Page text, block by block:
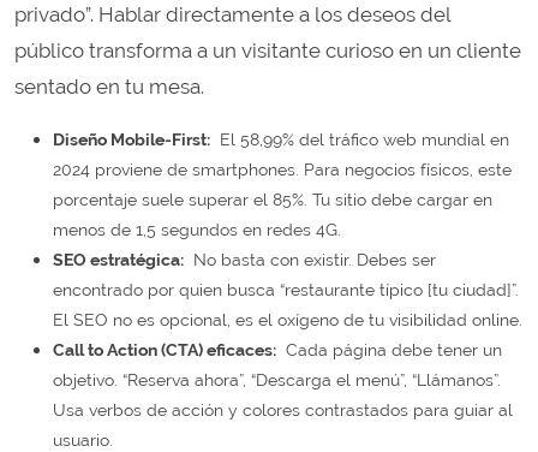
privado”. Hablar directamente a los deseos del
público transforma a un visitante curioso en un cliente
sentado en tu mesa.
Diseño Mobile-First: El 58,99% del tráfico web mundial en
2024 proviene de smartphones. Para negocios físicos, este
porcentaje suele superar el 85%. Tu sitio debe cargar en
menos de 1,5 segundos en redes 4G.
SEO estratégica: No basta con existir. Debes ser
encontrado por quien busca “restaurante típico [tu ciudad]”.
El SEO no es opcional, es el oxígeno de tu visibilidad online.
Call to Action (CTA) eficaces: Cada página debe tener un
objetivo. “Reserva ahora”, “Descarga el menú”, “Llámanos”.
Usa verbos de acción y colores contrastados para guiar al
usuario.